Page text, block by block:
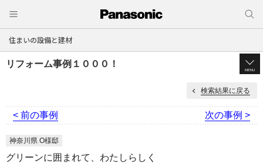
住まいの設備と建材
リフォーム事例１０００！
MENU
検索結果に戻る
< 前の事例 次の事例 >
神奈川県 O様邸
グリーンに囲まれて、わたしらしく